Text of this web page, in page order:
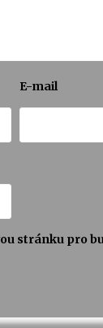
E-mail
stránku pro